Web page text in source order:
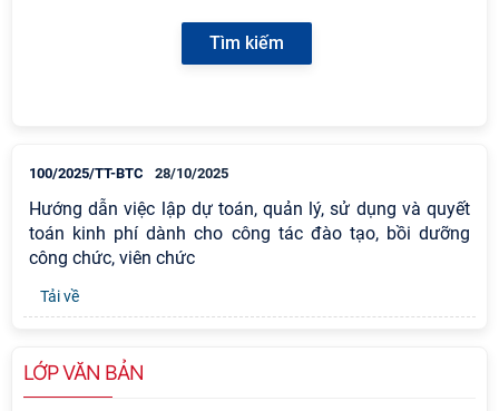
100/2025/TT-BTC 28/10/2025
Hướng dẫn việc lập dự toán, quản lý, sử dụng và quyết
toán kinh phí dành cho công tác đào tạo, bồi dưỡng
công chức, viên chức
Tải về
LỚP VĂN BẢN